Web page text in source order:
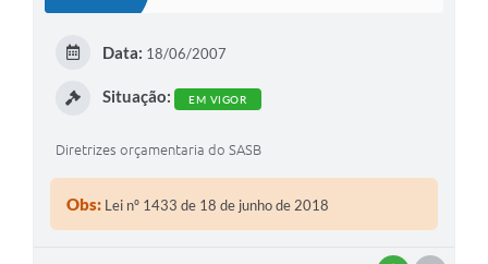
Data: 18/06/2007
Situação: EM VIGOR
Diretrizes orçamentaria do SASB
Obs: Lei nº 1433 de 18 de junho de 2018